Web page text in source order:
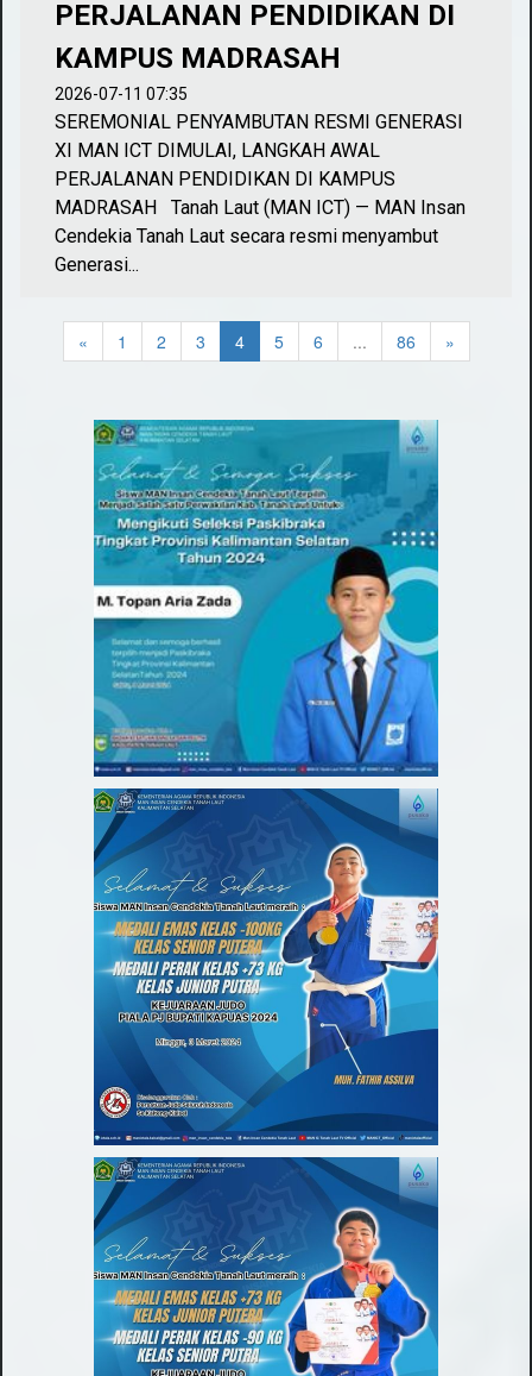
PERJALANAN PENDIDIKAN DI
KAMPUS MADRASAH
2026-07-11 07:35
SEREMONIAL PENYAMBUTAN RESMI GENERASI
XI MAN ICT DIMULAI, LANGKAH AWAL
PERJALANAN PENDIDIKAN DI KAMPUS
MADRASAH Tanah Laut (MAN ICT) — MAN Insan
Cendekia Tanah Laut secara resmi menyambut
Generasi...
« 1 2 3 4 5 6 ... 86 »